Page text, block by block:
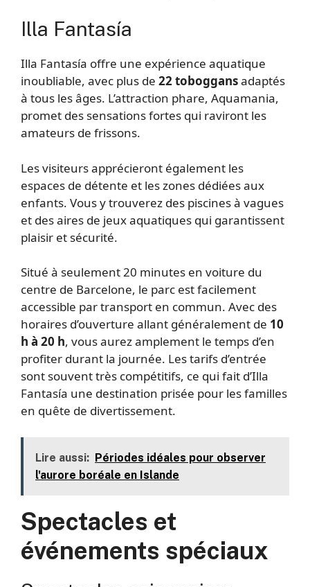
Illa Fantasía
Illa Fantasía offre une expérience aquatique
inoubliable, avec plus de 22 toboggansadaptés
à tous les âges. L’attraction phare, Aquamania,
promet des sensations fortes qui raviront les
amateurs de frissons.
Les visiteurs apprécieront également les
espaces de détente et les zones dédiées aux
enfants. Vous y trouverez des piscines à vagues
et des aires de jeux aquatiques qui garantissent
plaisir et sécurité.
Situé à seulement 20 minutes en voiture du
centre de Barcelone, le parc est facilement
accessible par transport en commun. Avec des
horaires d’ouverture allant généralement de 10
h à 20 h, vous aurez amplement le temps d’en
profiter durant la journée. Les tarifs d’entrée
sont souvent très compétitifs, ce qui fait d’Illa
Fantasía une destination prisée pour les familles
en quête de divertissement.
Lire aussi: Périodes idéales pour observer
l'aurore boréale en Islande
Spectacles et
événements spéciaux